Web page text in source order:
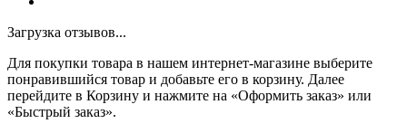
Загрузка отзывов...
Для покупки товара в нашем интернет-магазине выберите
понравившийся товар и добавьте его в корзину. Далее
перейдите в Корзину и нажмите на «Оформить заказ» или
«Быстрый заказ».